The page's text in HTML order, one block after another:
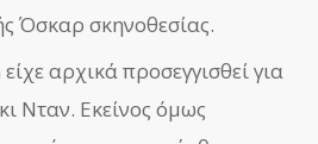
Όσκαρ σκηνοθεσίας.
αρχικά προσεγγισθεί για
Νταν. Εκείνος όμως